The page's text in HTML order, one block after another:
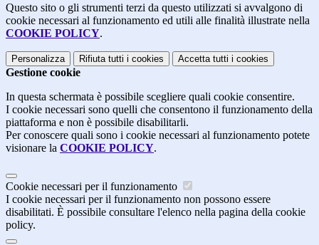
Questo sito o gli strumenti terzi da questo utilizzati si avvalgono di
cookie necessari al funzionamento ed utili alle finalità illustrate nella
COOKIE POLICY.
Personalizza Rifiuta tutti i cookies Accetta tutti i cookies
Gestione cookie
In questa schermata è possibile scegliere quali cookie consentire.
I cookie necessari sono quelli che consentono il funzionamento della
piattaforma e non è possibile disabilitarli.
Per conoscere quali sono i cookie necessari al funzionamento potete
visionare la COOKIE POLICY.
Cookie necessari per il funzionamento
I cookie necessari per il funzionamento non possono essere
disabilitati. È possibile consultare l'elenco nella pagina della cookie
policy.